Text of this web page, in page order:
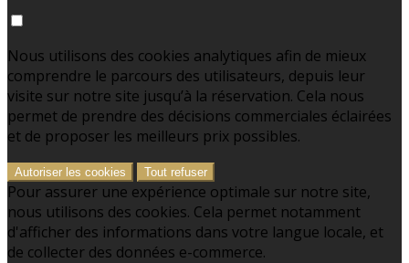
Nous utilisons des cookies analytiques afin de mieux
comprendre le parcours des utilisateurs, depuis leur
visite sur notre site jusqu’à la réservation. Cela nous
permet de prendre des décisions commerciales éclairées
et de proposer les meilleurs prix possibles.
Autoriser les cookies Tout refuser
Pour assurer une expérience optimale sur notre site,
nous utilisons des cookies. Cela permet notamment
d'afficher des informations dans votre langue locale, et
de collecter des données e-commerce.